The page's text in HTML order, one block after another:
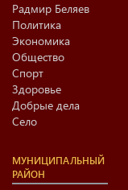
Радмир Беляев
Политика
Экономика
Общество
Спорт
Здоровье
Добрые дела
Село
МУНИЦИПАЛЬНЫЙ
РАЙОН